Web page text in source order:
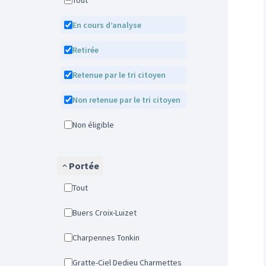
En cours d’analyse
Retirée
Retenue par le tri citoyen
Non retenue par le tri citoyen
Non éligible
Portée
Tout
Buers Croix-Luizet
Charpennes Tonkin
Gratte-Ciel Dedieu Charmettes